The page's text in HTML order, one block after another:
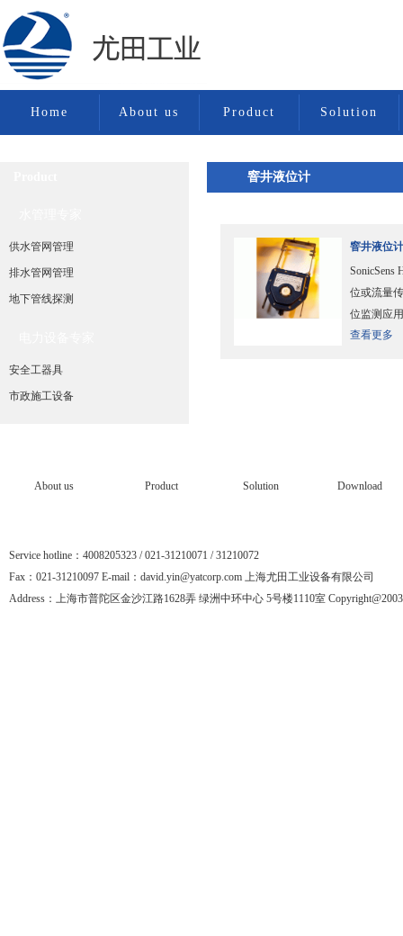
Home About us Product Solution
水管理专家
排水管网管理
供水管网管理
排水管网管理
地下管线探测
安全工器具
市政施工设备
窨井液位计
窨井液位
SonicSens
位或流量
位监测应
特点，使
查看更多
About us Product Solution Download
Service hotline：4008205323 / 021-31210071 / 31210072
Fax：021-31210097 E-mail：david.yin@yatcorp.com 上海尤田工业设备有限公司
Address：上海市普陀区金沙江路1628弄 绿洲中环中心 5号楼1110室